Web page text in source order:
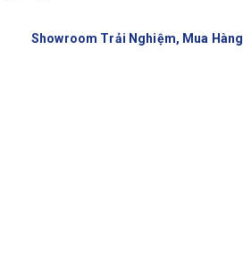
Showroom Trải Nghiệm, Mua Hàng